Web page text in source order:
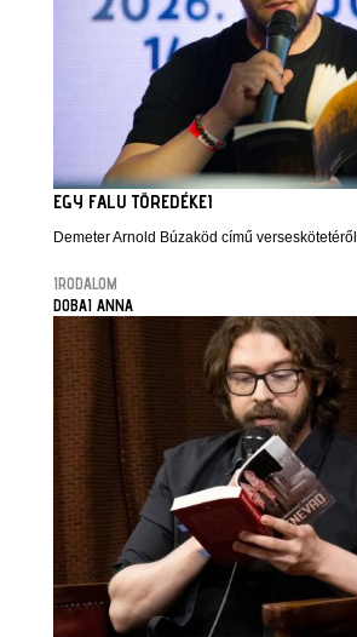
EGY FALU TÖREDÉKEI
Demeter Arnold Búzaköd című verseskötetéről
IRODALOM
DOBAI ANNA